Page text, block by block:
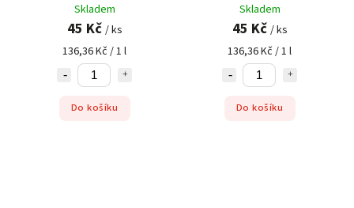
Skladem
45 Kč / ks
136,36 Kč / 1 l
Do košíku
Skladem
45 Kč / ks
136,36 Kč / 1 l
Do košíku